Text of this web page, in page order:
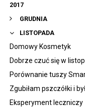
2017
GRUDNIA
LISTOPADA
Domowy Kosmetyk
Dobrze czuć się w
Porównanie tuszy
Zgubiłam pszczółki i
Eksperyment leczniczy